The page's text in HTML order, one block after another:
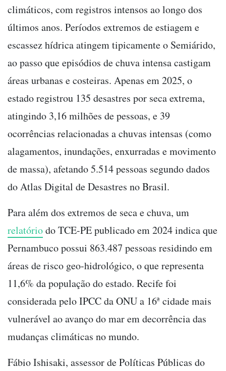
climáticos, com registros intensos ao longo dos
últimos anos. Períodos extremos de estiagem e
escassez hídrica atingem tipicamente o Semiárido,
ao passo que episódios de chuva intensa castigam
áreas urbanas e costeiras. Apenas em 2025, o
estado registrou 135 desastres por seca extrema,
atingindo 3,16 milhões de pessoas, e 39
ocorrências relacionadas a chuvas intensas (como
alagamentos, inundações, enxurradas e movimento
de massa), afetando 5.514 pessoas segundo dados
do Atlas Digital de Desastres no Brasil.
Para além dos extremos de seca e chuva, um
relatóriodo TCE-PE publicado em 2024 indica que
Pernambuco possui 863.487 pessoas residindo em
áreas de risco geo-hidrológico, o que representa
11,6% da população do estado. Recife foi
considerada pelo IPCC da ONU a 16ª cidade mais
vulnerável ao avanço do mar em decorrência das
mudanças climáticas no mundo.
Fábio Ishisaki, assessor de Políticas Públicas do